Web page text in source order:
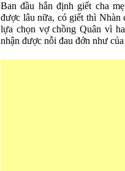
Ban đầu hắn định giết cha
được lâu nữa, có giết thì Nhàn
lựa chọn vợ chồng Quân vì
nhận được nỗi đau đớn như của